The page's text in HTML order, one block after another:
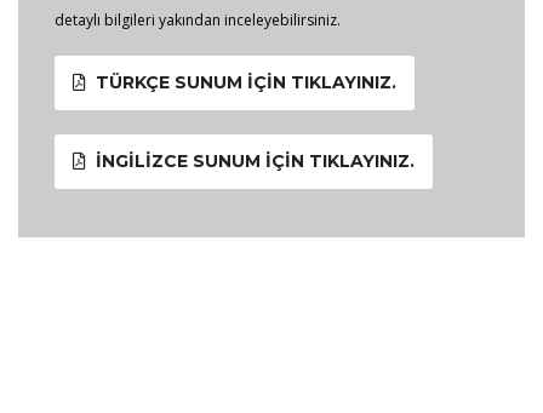
detaylı bilgileri yakından inceleyebilirsiniz.
TÜRKÇE SUNUM İÇIN TIKLAYINIZ.
İNGILIZCE SUNUM İÇIN TIKLAYINIZ.